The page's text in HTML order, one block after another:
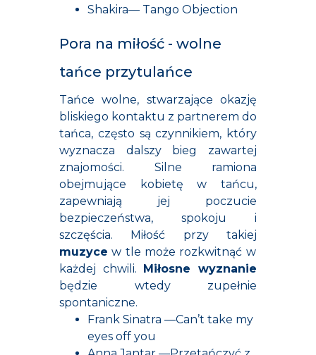
Shakira— Tango Objection
Pora na miłość - wolne
tańce przytulańce
Tańce wolne, stwarzające okazję
bliskiego kontaktu z partnerem do
tańca, często są czynnikiem, który
wyznacza dalszy bieg zawartej
znajomości. Silne ramiona
obejmujące kobietę w tańcu,
zapewniają jej poczucie
bezpieczeństwa, spokoju i
szczęścia. Miłość przy takiej
muzyce w tle może rozkwitnąć w
każdej chwili. Miłosne wyznanie
będzie wtedy zupełnie
spontaniczne.
Frank Sinatra —Can’t take my
eyes off you